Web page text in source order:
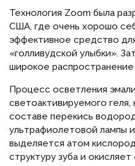
Технология Zoom была
США, где очень хорошо
эффективное средство
«голливудской улыбки».
широкое
Процесс осветления
светоактивируемого
составе перекись
ультрафиолетовой лампы
выделяется атом
структуру зуба и